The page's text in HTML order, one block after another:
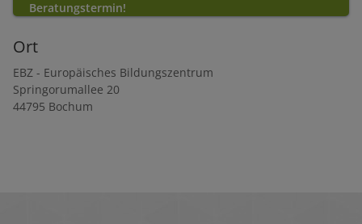
Beratungstermin!
Ort
EBZ - Europäisches Bildungszentrum
Springorumallee 20
44795 Bochum